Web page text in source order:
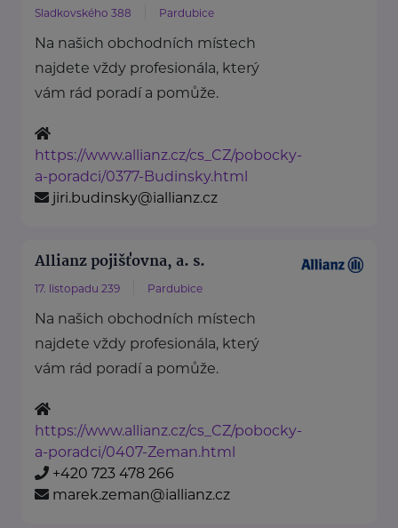
Sladkovského 388 Pardubice
Na našich obchodních místech
najdete vždy profesionála, který
vám rád poradí a pomůže.
https://www.allianz.cz/cs_CZ/pobocky-
a-poradci/0377-Budinsky.html
jiri.budinsky@iallianz.cz
Allianz pojišťovna, a. s.
17. listopadu 239 Pardubice
Na našich obchodních místech
najdete vždy profesionála, který
vám rád poradí a pomůže.
https://www.allianz.cz/cs_CZ/pobocky-
a-poradci/0407-Zeman.html
+420 723 478 266
marek.zeman@iallianz.cz